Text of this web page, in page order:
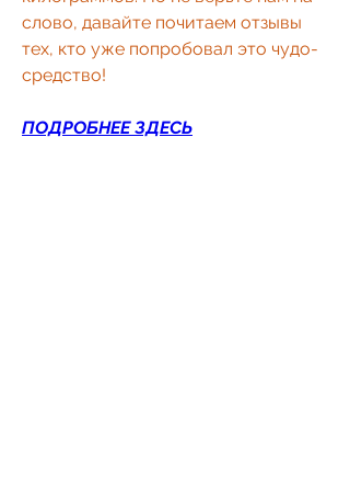
слово, давайте почитаем отзывы
тех, кто уже попробовал это чудо-
средство!
ПОДРОБНЕЕ ЗДЕСЬ